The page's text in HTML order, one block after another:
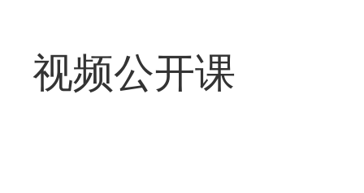
视频公开课